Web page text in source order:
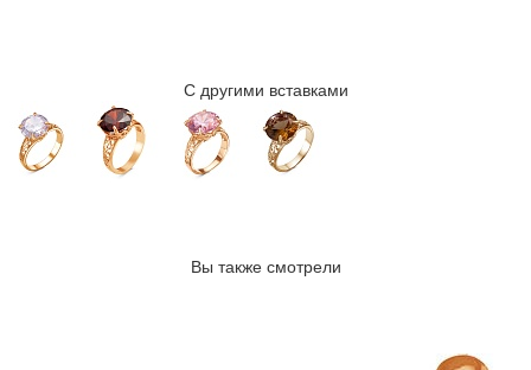
С другими вставками
Вы также смотрели